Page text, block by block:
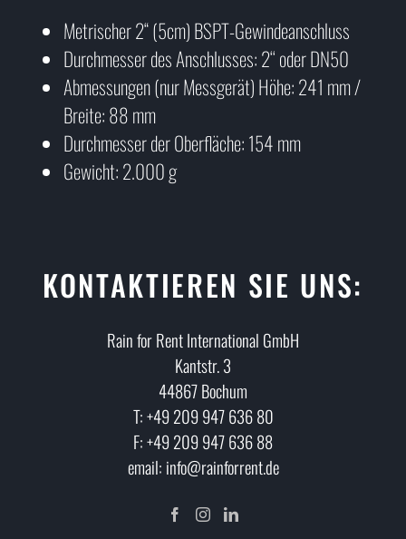
Metrischer 2“ (5cm) BSPT-Gewindeanschluss
Durchmesser des Anschlusses: 2‘‘ oder DN50
Abmessungen (nur Messgerät) Höhe: 241 mm /
Breite: 88 mm
Durchmesser der Oberfläche: 154 mm
Gewicht: 2.000 g
KONTAKTIEREN SIE UNS:
Rain for Rent International GmbH
Kantstr. 3
44867 Bochum
T: +49 209 947 636 80
F: +49 209 947 636 88
email: info@rainforrent.de